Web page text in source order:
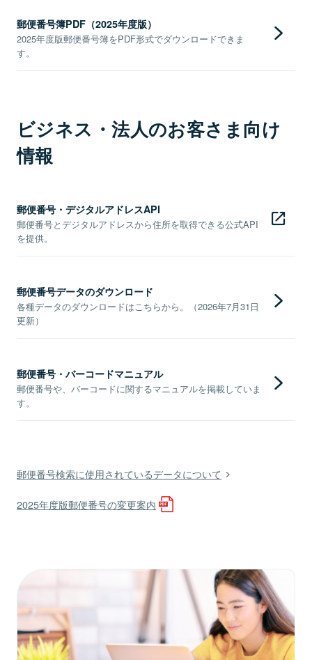
郵便番号簿PDF（2025年度版）
2025年度版郵便番号簿をPDF形式でダウンロードできま
す。
ビジネス・法人のお客さま向け
情報
郵便番号・デジタルアドレスAPI
郵便番号とデジタルアドレスから住所を取得できる公式API
を提供。
郵便番号データのダウンロード
各種データのダウンロードはこちらから。（2026年7月31日
更新）
郵便番号・バーコードマニュアル
郵便番号や、バーコードに関するマニュアルを掲載していま
す。
郵便番号検索に使用されているデータについて
2025年度版郵便番号の変更案内